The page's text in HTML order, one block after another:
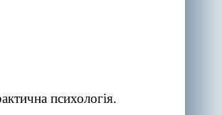
психологія.